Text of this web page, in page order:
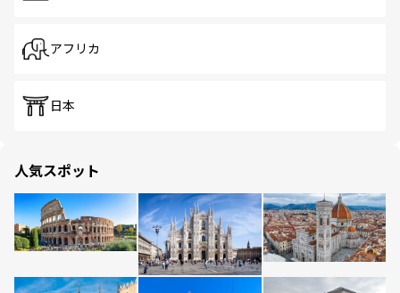
アフリカ
日本
人気スポット